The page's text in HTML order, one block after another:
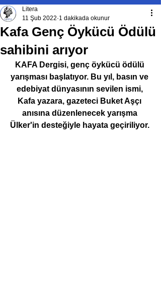
Kafa Genç Öykücü Ödülü
sahibini arıyor
Litera
11 Şub 2022 1 dakikada okunur
KAFA Dergisi, genç öykücü ödülü
yarışması başlatıyor. Bu yıl, basın ve
edebiyat dünyasının sevilen ismi,
Kafa yazara, gazeteci Buket Aşçı
anısına düzenlenecek yarışma
Ülker'in desteğiyle hayata geçiriliyor.